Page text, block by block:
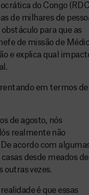
do Congo
de milhares de
para que as
de missão de
e explica qual
em termos de
de agosto, nós
realmente não
acordo com
desde meados de
outras vezes.
é que essas